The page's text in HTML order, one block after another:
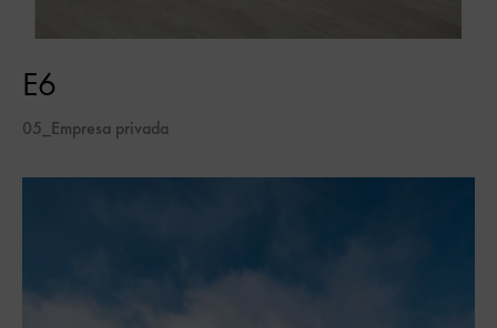
E6
05_Empresa privada